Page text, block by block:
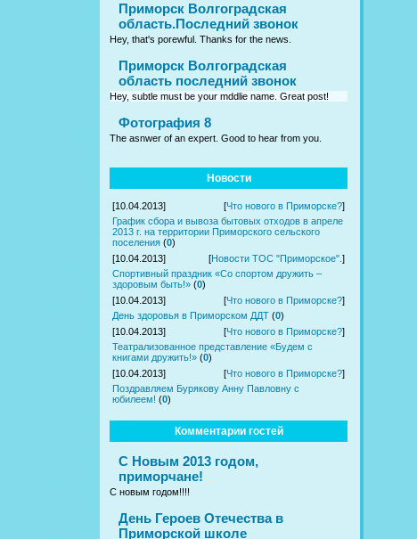
Приморск Волгоградская
область.Последний звонок
Hey, that's porewful. Thanks for the news.
Приморск Волгоградская
область последний звонок
Hey, subtle must be your mddlie name. Great post!
Фотография 8
The asnwer of an expert. Good to hear from you.
Новости
[10.04.2013] [Что нового в Приморске?]
График сбора и вывоза бытовых отходов в апреле
2013 г. на территории Приморского сельского
поселения (0)
[10.04.2013]
[Новости ТОС "Приморское". ]
Спортивный праздник «Со спортом дружить –
здоровым быть!» (0)
[10.04.2013]
[Что нового в Приморске?]
День здоровья в Приморском ДДТ (0)
[10.04.2013]
[Что нового в Приморске?]
Театрализованное представление «Будем с
книгами дружить!» (0)
[10.04.2013]
[Что нового в Приморске?]
Поздравляем Бурякову Анну Павловну с
юбилеем! (0)
Комментарии гостей
С Новым 2013 годом,
приморчане!
С новым годом!!!!
День Героев Отечества в
Приморской школе